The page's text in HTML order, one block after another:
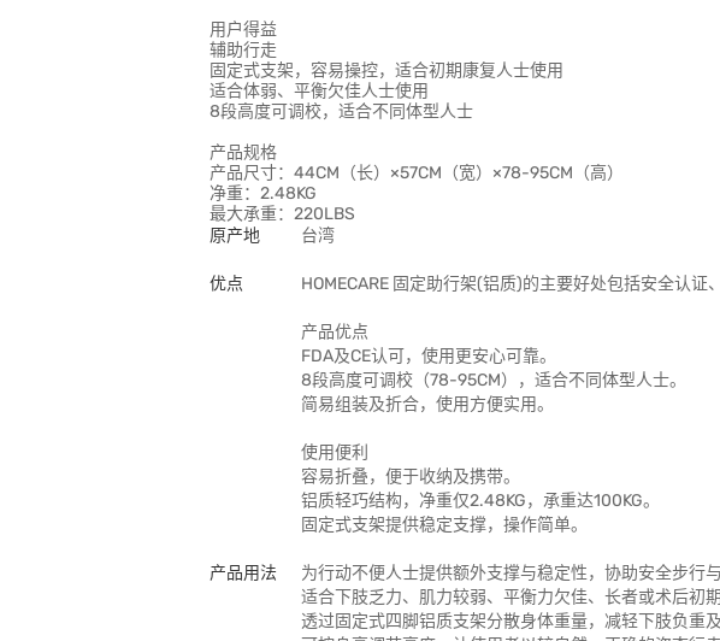
用户得益
辅助行走
固定式支架，容易操控，适合初期康复人士使用
适合体弱、平衡欠佳人士使用
8段高度可调校，适合不同体型人士
产品规格
产品尺寸：44CM（长）×57CM（宽）×78-95CM（高）
净重：2.48KG
最大承重：220LBS
原产地
台湾
优点 HOMECARE 固定助行架(铝质)的主要好处包括安全认证
产品优点
FDA及CE认可，使用更安心可靠。
8段高度可调校（78-95CM），适合不同体型人士。
简易组装及折合，使用方便实用。
使用便利
容易折叠，便于收纳及携带。
铝质轻巧结构，净重仅2.48KG，承重达100KG。
固定式支架提供稳定支撑，操作简单。
产品用法
为行动不便人士提供额外支撑与稳定性，协助安全步行与
适合下肢乏力、肌力较弱、平衡力欠佳、长者或术后初
透过固定式四脚铝质支架分散身体重量，减轻下肢负重